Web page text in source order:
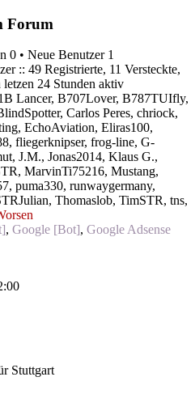
Forum
0 • Neue Benutzer 1
:: 49 Registrierte, 11 Versteckte,
letzen 24 Stunden aktiv
Lancer, B707Lover, B787TUIfly,
, Carlos Peres, chriock,
, EchoAviation, Eliras100,
, fliegerknipser, frog-line, G-
, J.M., Jonas2014, Klaus G.,
, MarvinTi75216, Mustang,
, puma330, runwaygermany,
, Thomaslob, TimSTR, tns,
, Google [Bot], Google Adsense
Stuttgart